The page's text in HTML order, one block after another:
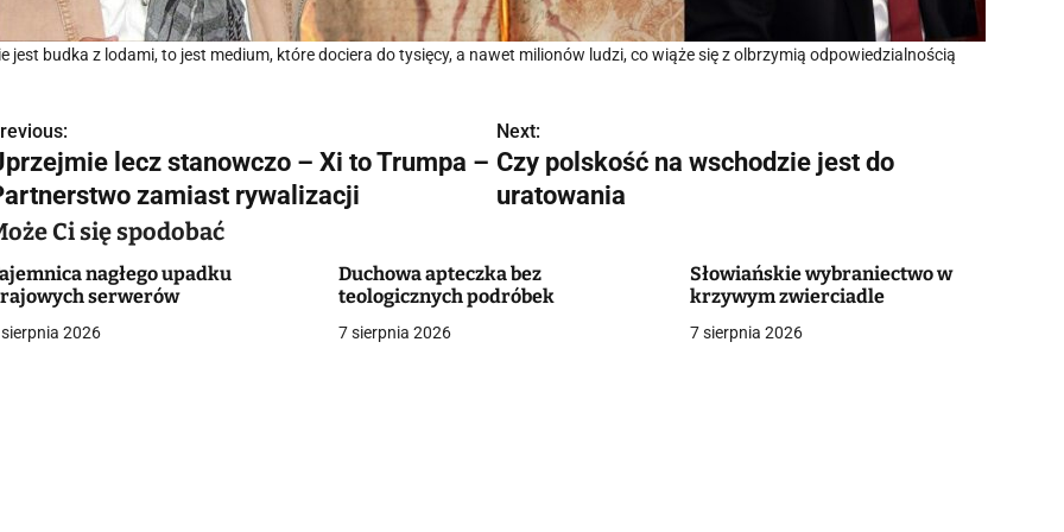
jest budka z lodami, to jest medium, które dociera do tysięcy, a nawet milionów ludzi, co wiąże się z olbrzymią odpowiedzialnością
lecz stanowczo – Xi to Trumpa –
zamiast rywalizacji
Next:
Czy polskość na wschodzie jest do
uratowania
Ci się spodobać
nagłego upadku
serwerów
2026
Duchowa apteczka bez
teologicznych podróbek
7 sierpnia 2026
Słowiańskie wybraniectwo w
krzywym zwierciadle
7 sierpnia 2026